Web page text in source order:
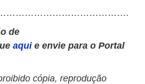
de
aqui e envie para o Portal
cópia, reprodução